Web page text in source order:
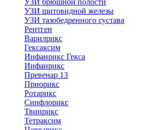
УЗИ брюшной полости
УЗИ щитовидной железы
УЗИ тазобедренного сустава
Рентген
Варилрикс
Гексаксим
Инфанрикс Гекса
Инфанрикс
Превенар 13
Приорикс
Ротарикс
Синфлорикс
Твинрикс
Тетраксим